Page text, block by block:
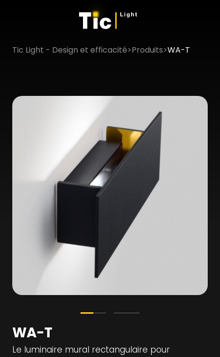
Tic Light - Design et efficacité>Produits>WA-T
WA-T
Le luminaire mural rectangulaire pour